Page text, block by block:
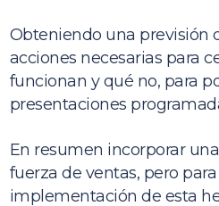
Obteniendo una previsión
acciones necesarias para
funcionan y qué no, para
presentaciones
En resumen incorporar
fuerza de ventas, pero
implementación de esta